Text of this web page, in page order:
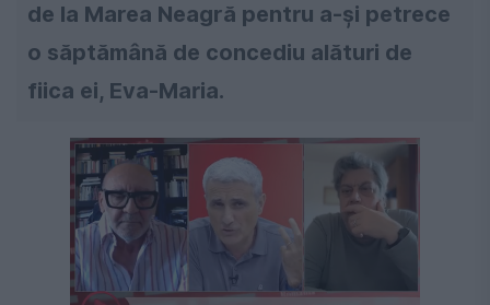
de la Marea Neagră pentru a-și petrece
o săptămână de concediu alături de
fiica ei, Eva-Maria.